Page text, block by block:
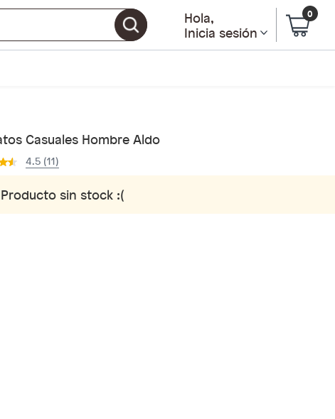
Hola,
Inicia sesión
0
Casuales Hombre Aldo
4.5 (11)
Producto sin stock :(